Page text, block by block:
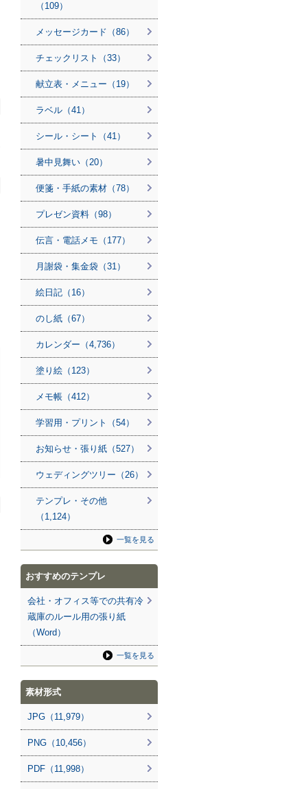
（109）
メッセージカード（86）
チェックリスト（33）
献立表・メニュー（19）
ラベル（41）
シール・シート（41）
暑中見舞い（20）
便箋・手紙の素材（78）
プレゼン資料（98）
伝言・電話メモ（177）
月謝袋・集金袋（31）
絵日記（16）
のし紙（67）
カレンダー（4,736）
塗り絵（123）
メモ帳（412）
学習用・プリント（54）
お知らせ・張り紙（527）
ウェディングツリー（26）
テンプレ・その他
（1,124）
一覧を見る
おすすめのテンプレ
会社・オフィス等での共有冷
蔵庫のルール用の張り紙
（Word）
一覧を見る
素材形式
JPG（11,979）
PNG（10,456）
PDF（11,998）